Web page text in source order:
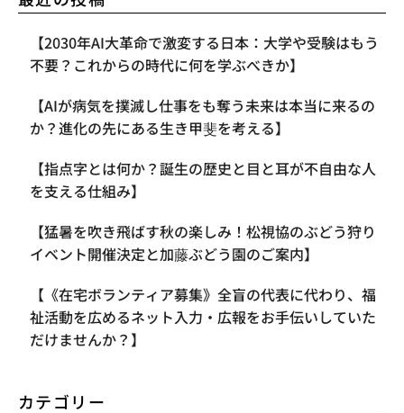
【2030年AI大革命で激変する日本：大学や受験はもう
不要？これからの時代に何を学ぶべきか】
【AIが病気を撲滅し仕事をも奪う未来は本当に来るの
か？進化の先にある生き甲斐を考える】
【指点字とは何か？誕生の歴史と目と耳が不自由な人
を支える仕組み】
【​猛暑を吹き飛ばす秋の楽しみ！松視協のぶどう狩り
イベント開催決定と加藤ぶどう園のご案内】
【《在宅ボランティア募集》全盲の代表に代わり、福
祉活動を広めるネット入力・広報をお手伝いしていた
だけませんか？】
カテゴリー